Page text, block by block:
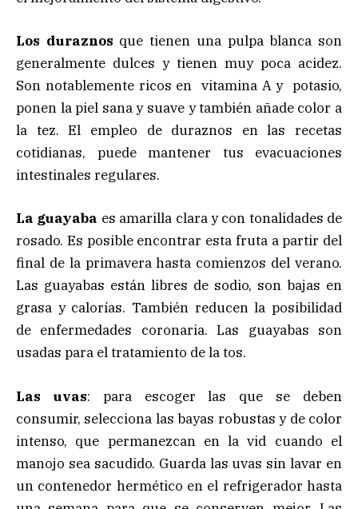
Los duraznos que tienen una pulpa blanca son
generalmente dulces y tienen muy poca acidez.
Son notablemente ricos en vitamina A y potasio,
ponen la piel sana y suave y también añade color a
la tez. El empleo de duraznos en las recetas
cotidianas, puede mantener tus evacuaciones
intestinales regulares.
La guayaba es amarilla clara y con tonalidades de
rosado. Es posible encontrar esta fruta a partir del
final de la primavera hasta comienzos del verano.
Las guayabas están libres de sodio, son bajas en
grasa y calorías. También reducen la posibilidad
de enfermedades coronaria. Las guayabas son
usadas para el tratamiento de la tos.
Las uvas: para escoger las que se deben
consumir, selecciona las bayas robustas y de color
intenso, que permanezcan en la vid cuando el
manojo sea sacudido. Guarda las uvas sin lavar en
un contenedor hermético en el refrigerador hasta